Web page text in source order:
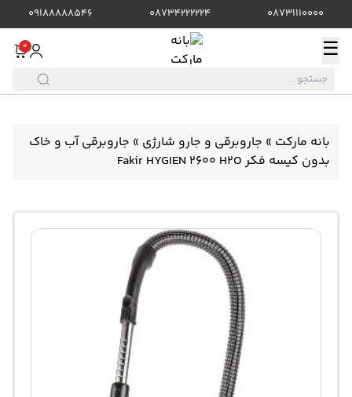
08731110000
08734222224
09188888546
☰
0
بانه مارکت » جاروبرقی و جارو شارژی » جاروبرقی آب و خاک
بدون کیسه فکر Fakir HYGIEN 2600 H2O